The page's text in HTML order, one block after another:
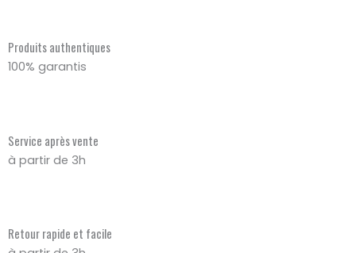
Produits authentiques
100% garantis
Service après vente
à partir de 3h
Retour rapide et facile